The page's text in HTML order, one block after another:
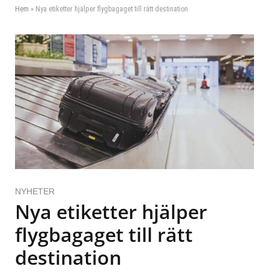
Hem » Nya etiketter hjälper flygbagaget till rätt destination
NYHETER
Nya etiketter hjälper
flygbagaget till rätt
destination